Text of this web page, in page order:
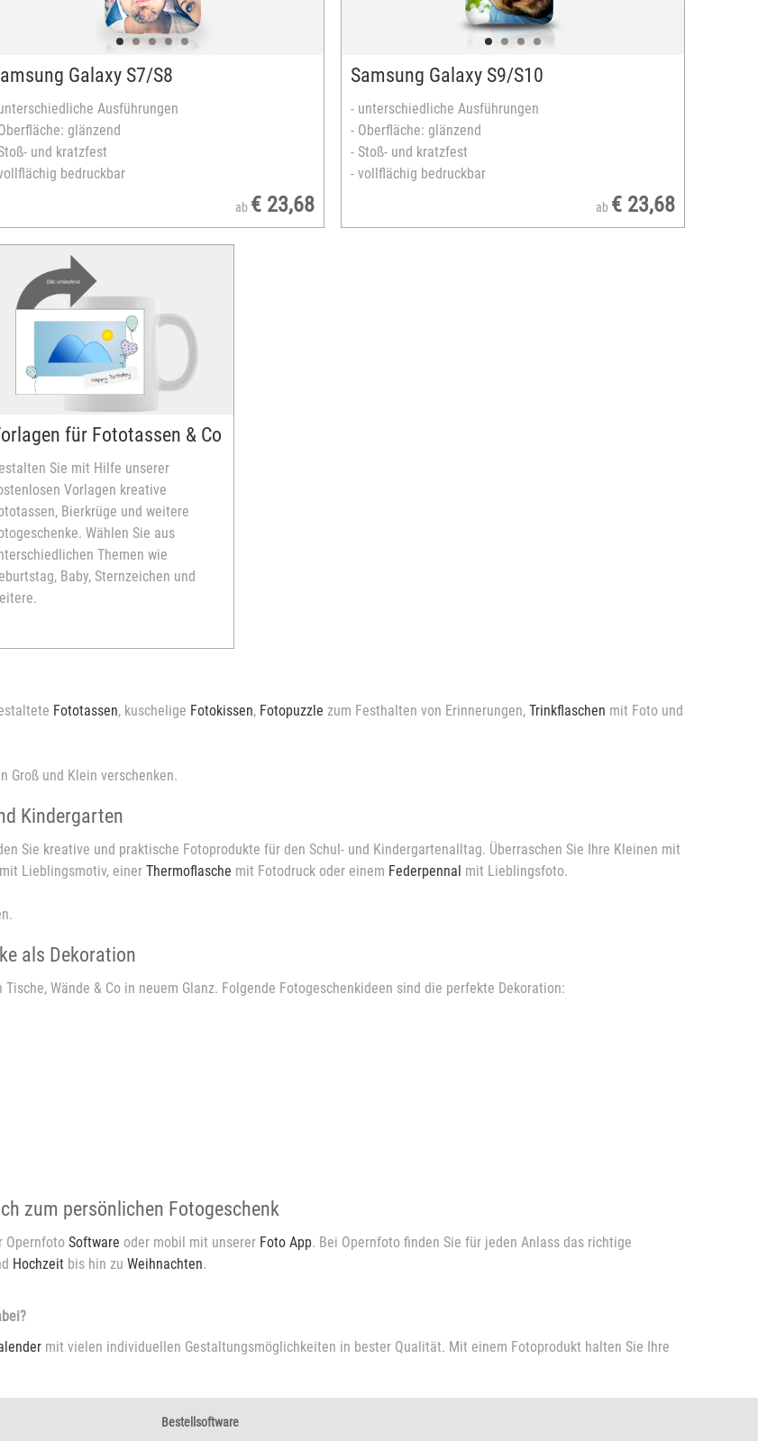
Galaxy S7/S8
Ausführungen
glänzend
und kratzfest
bedruckbar
ab € 23,68
Samsung Galaxy S9/S10
- unterschiedliche Ausführungen
- Oberfläche: glänzend
- Stoß- und kratzfest
- vollflächig bedruckbar
ab € 23,68
Oberfläche: glänzend
Stoß- und kratzfest
vollflächig bedruckbar
versandfertig in 2-5 Tagen
für Fototassen & Co
Sie mit Hilfe unserer
Vorlagen kreative
Bierkrüge und weitere
Wählen Sie aus
Themen wie
Baby, Sternzeichen und
Fototassen, kuschelige Fotokissen, Fotopuzzle zum Festhalten von Erinnerungen, Trinkflaschen mit Foto und
Groß und Klein verschenken.
Kindergarten
Sie kreative und praktische Fotoprodukte für den Schul- und Kindergartenalltag. Überraschen Sie Ihre Kleinen mit
Lieblingsmotiv, einer Thermoflasche mit Fotodruck oder einem Federpennal mit Lieblingsfoto.
als Dekoration
Wände & Co in neuem Glanz. Folgende Fotogeschenkideen sind die perfekte Dekoration:
zum persönlichen Fotogeschenk
Opernfoto Software oder mobil mit unserer Foto App. Bei Opernfoto finden Sie für jeden Anlass das richtige
Hochzeit bis hin zu Weihnachten.
mit vielen individuellen Gestaltungsmöglichkeiten in bester Qualität. Mit einem Fotoprodukt halten Sie Ihre
Bestellsoftware